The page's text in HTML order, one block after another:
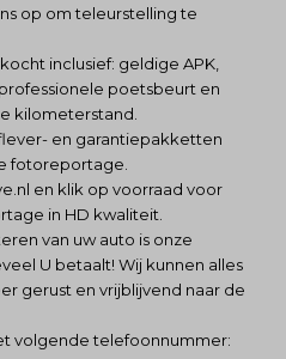
op om teleurstelling te
inclusief: geldige APK,
poetsbeurt en
kilometerstand.
en garantiepakketten
fotoreportage.
en klik op voorraad voor
in HD kwaliteit.
van uw auto is onze
U betaalt! Wij kunnen alles
gerust en vrijblijvend naar de
volgende telefoonnummer: